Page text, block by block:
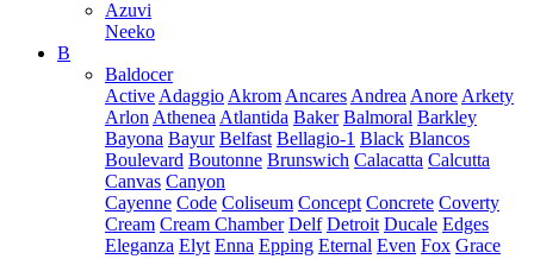
Azuvi
Neeko
B
Baldocer
Active Adaggio Akrom Ancares Andrea Anore Arkety
Arlon Athenea Atlantida Baker Balmoral Barkley
Bayona Bayur Belfast Bellagio-1 Black Blancos
Boulevard Boutonne Brunswich Calacatta Calcutta
Canvas Canyon
Cayenne Code Coliseum Concept Concrete Coverty
Cream Cream Chamber Delf Detroit Ducale Edges
Eleganza Elyt Enna Epping Eternal Even Fox Grace